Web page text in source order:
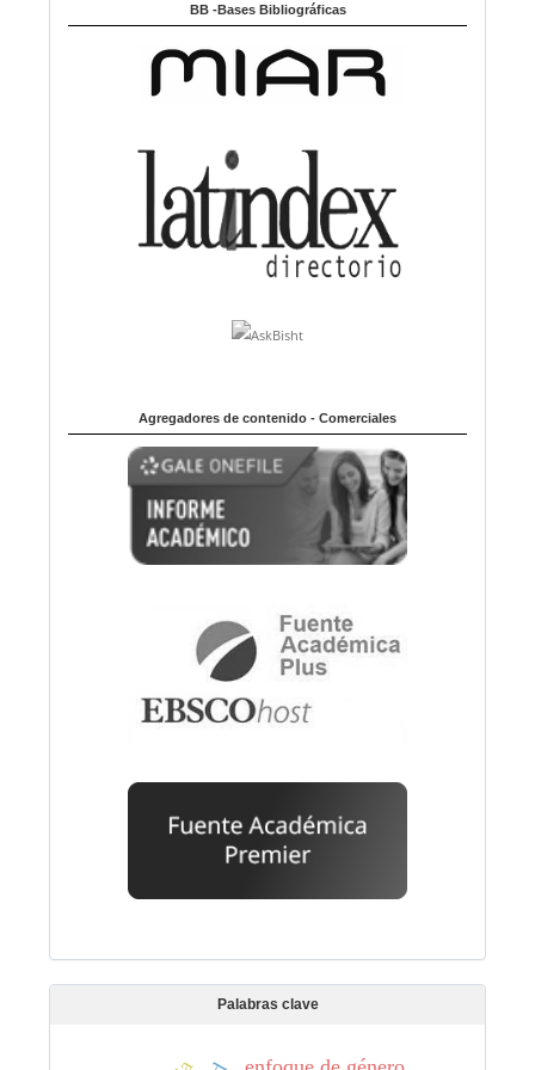
BB -Bases Bibliográficas
Agregadores de contenido - Comerciales
Palabras clave